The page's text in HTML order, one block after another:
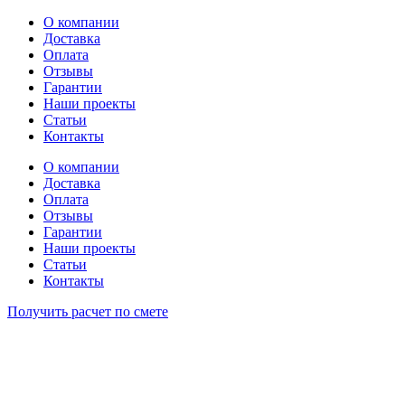
Перейти
содержимому
О компании
Доставка
Оплата
Отзывы
Гарантии
Наши проекты
Статьи
Контакты
О компании
Доставка
Оплата
Отзывы
Гарантии
Наши проекты
Статьи
Контакты
Получить расчет по смете